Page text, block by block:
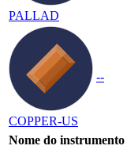
PALLAD
COPPER-US
--
Nome do instrumento